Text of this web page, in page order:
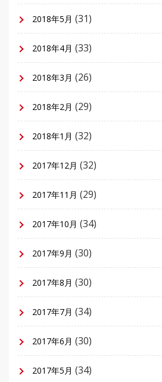
2018年5月 (31)
2018年4月 (33)
2018年3月 (26)
2018年2月 (29)
2018年1月 (32)
2017年12月 (32)
2017年11月 (29)
2017年10月 (34)
2017年9月 (30)
2017年8月 (30)
2017年7月 (34)
2017年6月 (30)
2017年5月 (34)